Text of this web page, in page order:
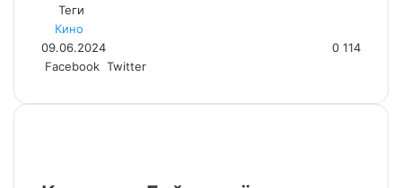
Теги
Кино
09.06.2024
0 114
Facebook Twitter